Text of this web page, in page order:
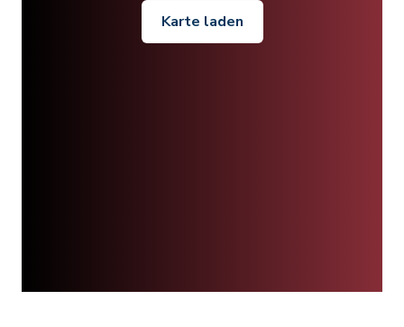
Karte laden